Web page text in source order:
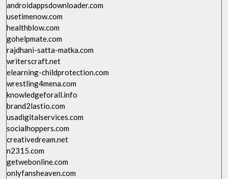
androidappsdownloader.com
usetimenow.com
healthblow.com
gohelpmate.com
rajdhani-satta-matka.com
writerscraft.net
elearning-childprotection.com
wrestling4mena.com
knowledgeforall.info
brand2lastio.com
usadigitalservices.com
socialhoppers.com
creativedream.net
n2315.com
getwebonline.com
onlyfansheaven.com